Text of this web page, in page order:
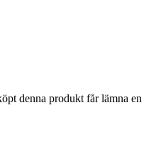
denna produkt får lämna en